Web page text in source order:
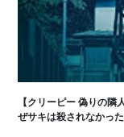
【クリーピー 偽りの
ぜサキは殺されなかっ